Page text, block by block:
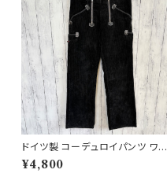
ドイツ製 コーデュロイパンツ ワー
クパンツ ユーロワーク
¥4,800